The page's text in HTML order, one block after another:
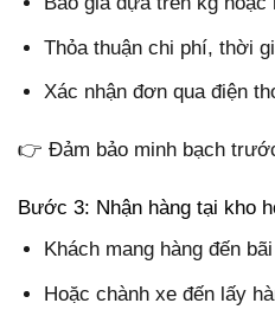
Thỏa thuận chi phí, thời
Xác nhận đơn qua điện
👉 Đảm bảo minh bạch
Bước 3: Nhận hàng tại kho
Khách mang hàng đến
Hoặc chành xe đến lấy